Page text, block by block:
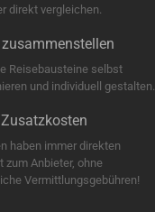
direkt vergleichen.
zusammenstellen
Reisebausteine selbst
und individuell gestalten.
haben immer direkten
zum Anbieter, ohne
Vermittlungsgebühren!